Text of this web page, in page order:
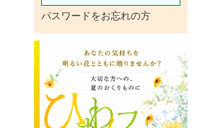
パスワードをお忘れの方